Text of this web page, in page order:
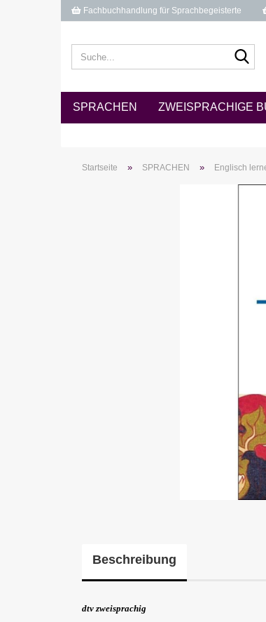
Fachbuchhandlung für Sprachbegeisterte
SPRACHEN ZWEISPRACHIGE
Startseite » SPRACHEN » Englisch
Beschreibung
dtv zweisprachig